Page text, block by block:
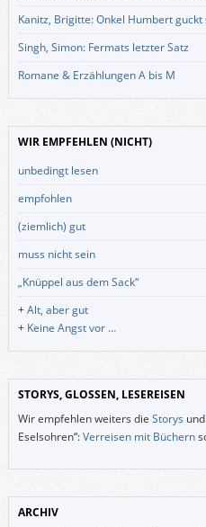
Kanitz, Brigitte: Onkel Humbert guckt
Singh, Simon: Fermats letzter Satz
Romane & Erzählungen A bis M
WIR EMPFEHLEN (NICHT)
unbedingt lesen
empfohlen
(ziemlich) gut
muss nicht sein
„Knüppel aus dem Sack“
+Alt, aber gut
+ Keine Angst vor …
STORYS, GLOSSEN, LESEREISEN
Wir empfehlen weiters die Storys und
Eselsohren“:Verreisen mit Büchern
ARCHIV